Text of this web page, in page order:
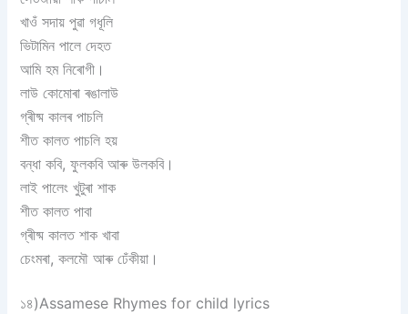
খাওঁ সদায় পুৱা গধূলি
ভিটামিন পালে দেহত
আমি হম নিৰোগী।
লাউ কোমোৰা ৰঙালাউ
গ্ৰীষ্ম কালৰ পাচলি
শীত কালত পাচলি হয়
বন্ধা কবি, ফুলকবি আৰু উলকবি।
লাই পালেং খুটুৰা শাক
শীত কালত পাবা
গ্ৰীষ্ম কালত শাক খাবা
চেংমৰা, কলমৌ আৰু ঢেঁকীয়া।
১৪)Assamese Rhymes for child lyrics